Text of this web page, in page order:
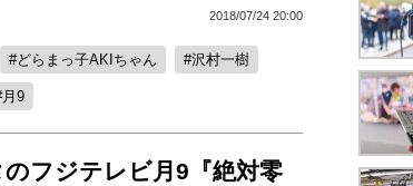
2018/07/24 20:00
どらまっ子AKIちゃん 沢村一樹
月9
フジテレビ月9『絶対零